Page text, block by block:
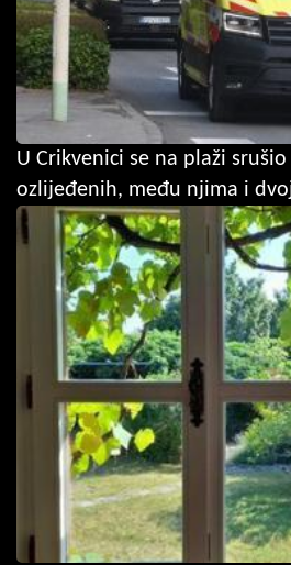
U Crikvenici se na plaži
ozlijeđenih, među njima i